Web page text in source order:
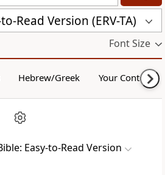
Read Version (ERV-TA)
Font Size
Hebrew/Greek Your Content
Easy-to-Read Version